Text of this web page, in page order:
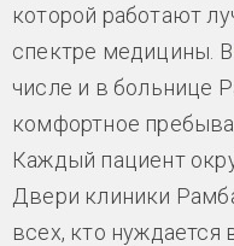
которой работают
спектре медицины. В
числе и в больнице
комфортное
Каждый пациент
Двери клиники
всех, кто нуждается